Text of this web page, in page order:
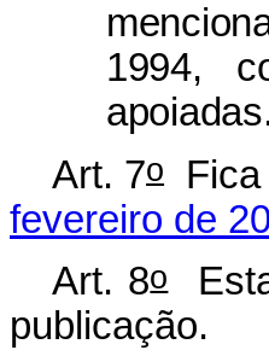
1994,
Art. 7o
fevereiro de
Art. 8oEsta
publicação.